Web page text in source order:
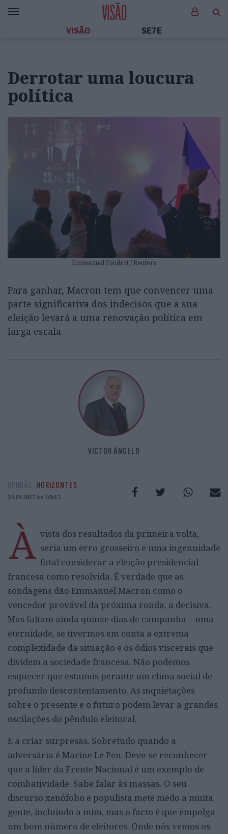
VISÃO SE7E
Derrotar uma loucura
política
Emmanuel Foudrot / Reuters
Para ganhar, Macron tem que convencer uma
parte significativa dos indecisos que a sua
eleição levará a uma renovação política em
larga escala
VICTOR ÂNGELO
OPINIÃO HORIZONTES
24.04.2017 às 16h13
À vista dos resultados da primeira volta,
seria um erro grosseiro e uma ingenuidade
fatal considerar a eleição presidencial
francesa como resolvida. É verdade que as
sondagens dão Emmanuel Macron como o
vencedor provável da próxima ronda, a decisiva.
Mas faltam ainda quinze dias de campanha – uma
eternidade, se tivermos em conta a extrema
complexidade da situação e os ódios viscerais que
dividem a sociedade francesa. Não podemos
esquecer que estamos perante um clima social de
profundo descontentamento. As inquietações
sobre o presente e o futuro podem levar a grandes
oscilações do pêndulo eleitoral.
E a criar surpresas. Sobretudo quando a
adversária é Marine Le Pen. Deve-se reconhecer
que a líder da Frente Nacional é um exemplo de
combatividade. Sabe falar às massas. O seu
discurso xenófobo e populista mete medo a muita
gente, incluindo a mim, mas o facto é que empolga
um bom número de eleitores. Onde nós vemos os